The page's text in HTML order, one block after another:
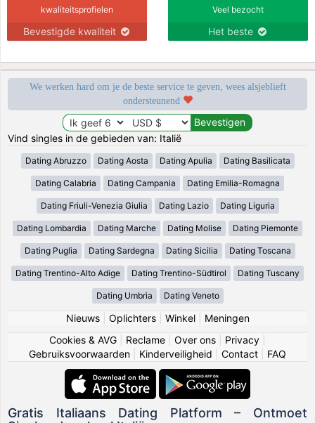
kwaliteitsprofielen
Bevestigde kwaliteit
Veel bezocht
Het beste
We werken hard om je de beste service te geven, wees alsjeblieft
ondersteunend
Vind singles in de gebieden van: Italië
Dating Abruzzo Dating Aosta Dating Apulia Dating Basilicata
Dating Calabria Dating Campania Dating Emilia-Romagna
Dating Friuli-Venezia Giulia Dating Lazio Dating Liguria
Dating Lombardia Dating Marche Dating Molise Dating Piemonte
Dating Puglia Dating Sardegna Dating Sicilia Dating Toscana
Dating Trentino-Alto Adige Dating Trentino-Südtirol Dating Tuscany
Dating Umbria Dating Veneto
Nieuws| Oplichters| Winkel| Meningen
Cookies & AVG
Reclame Over ons Privacy
Gebruiksvoorwaarden
Kinderveiligheid Contact FAQ
Gratis Italiaans Dating Platform – Ontmoet